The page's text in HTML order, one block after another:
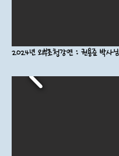
2024년 외부초청강연 : 권용준 박사님